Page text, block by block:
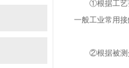
①根据工艺要求
一般工业常用接
②根据被测介